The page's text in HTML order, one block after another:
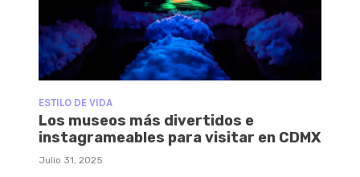
ESTILO DE VIDA
Los museos más divertidos e
instagrameables para visitar en CDMX
Julio 31, 2025